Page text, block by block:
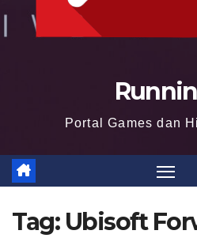
Portal Games dan
Tag: Ubisoft